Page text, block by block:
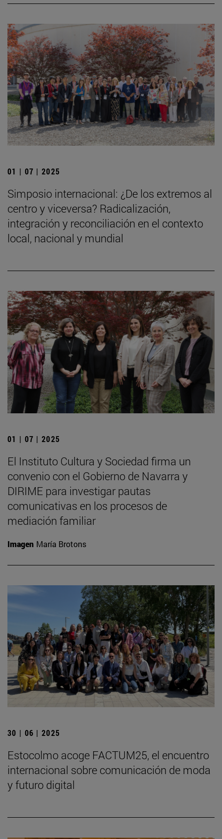
01 | 07 | 2025
Simposio internacional: ¿De los extremos al
centro y viceversa? Radicalización,
integración y reconciliación en el contexto
local, nacional y mundial
01 | 07 | 2025
El Instituto Cultura y Sociedad firma un
convenio con el Gobierno de Navarra y
DIRIME para investigar pautas
comunicativas en los procesos de
mediación familiar
Imagen María Brotons
30 | 06 | 2025
Estocolmo acoge FACTUM25, el encuentro
internacional sobre comunicación de moda
y futuro digital